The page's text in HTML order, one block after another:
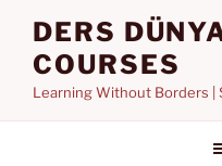
DERS
COURSES
Learning Without Borders |